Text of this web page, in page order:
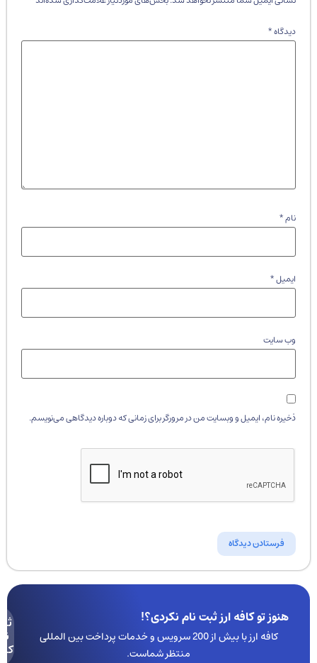
دیدگاه*
*
وب‌ سایت
ذخیره نام، ایمیل و وبسایت من در مرورگر برای زمانی که دوباره دیدگاهی می‌نویسم.
هنوز تو کافه ارز ثبت نام نکردی؟!
کافه ارز با بیش از 200 سرویس و خدمات پرداخت بین المللی
منتظر شماست.
ثبت
کنید